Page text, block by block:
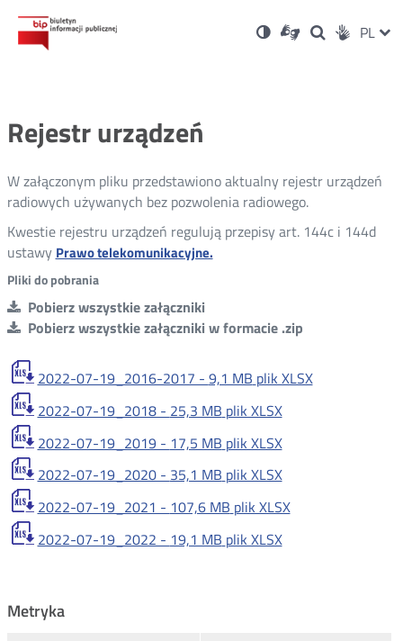
Ustawienia
Wersja
kontrastowa
Dla
niesłyszących
OtwórzOtwórz
w
Otwórz
w
Social PL
Rejestr urządzeń
W załączonym pliku przedstawiono aktualny rejestr urządzeń
radiowych używanych bez pozwolenia radiowego.
Kwestie rejestru urządzeń regulują przepisy art. 144c i 144d
ustawy Prawo telekomunikacyjne.
Pliki do pobrania
Pobierz wszystkie załączniki
Pobierz wszystkie załączniki w formacie .zip
2022-07-19_2016-2017 - 9,1 MB plik XLSX
2022-07-19_2018 - 25,3 MB plik XLSX
2022-07-19_2019 - 17,5 MB plik XLSX
2022-07-19_2020 - 35,1 MB plik XLSX
2022-07-19_2021 - 107,6 MB plik XLSX
2022-07-19_2022 - 19,1 MB plik XLSX
Metryka